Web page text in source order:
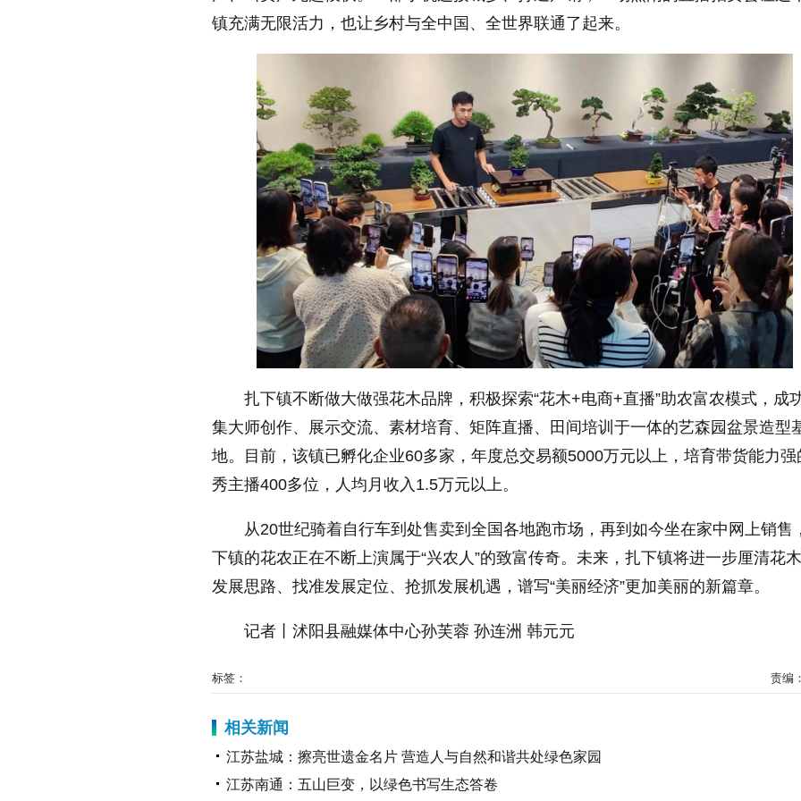
镇充满无限活力，也让乡村与全中国、全世界联通了起来。
扎下镇不断做大做强花木品牌，积极探索“花木+电商+直播”助农富农模式，成
集大师创作、展示交流、素材培育、矩阵直播、田间培训于一体的艺森园盆景造型
地。目前，该镇已孵化企业60多家，年度总交易额5000万元以上，培育带货能力强
秀主播400多位，人均月收入1.5万元以上。
从20世纪骑着自行车到处售卖到全国各地跑市场，再到如今坐在家中网上销售
下镇的花农正在不断上演属于“兴农人”的致富传奇。未来，扎下镇将进一步厘清花
发展思路、找准发展定位、抢抓发展机遇，谱写“美丽经济”更加美丽的新篇章。
记者丨沭阳县融媒体中心孙芙蓉 孙连洲 韩元元
标签： 责编
相关新闻
江苏盐城：擦亮世遗金名片 营造人与自然和谐共处绿色家园
江苏南通：五山巨变，以绿色书写生态答卷